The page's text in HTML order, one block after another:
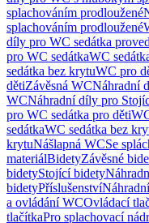
splachováním prodloužené
splachováním prodloužené
díly pro WC sedátka
pro WC sedátkaWC
sedátka bez krytuWC pro
dětiZávěsná WCNáhradní
WCNáhradní díly pro
pro WC sedátka pro děti
sedátkaWC sedátka bez
krytuNášlapná WCSe
materiálBidetyZávěsné
bidetyStojící bidety
bidetyPříslušenství
a ovládání WCOvládací
tlačítkaPro splachovací